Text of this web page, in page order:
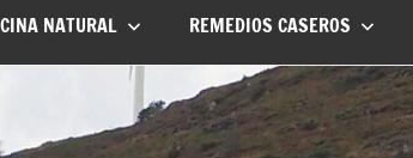
NATURAL REMEDIOS CASEROS